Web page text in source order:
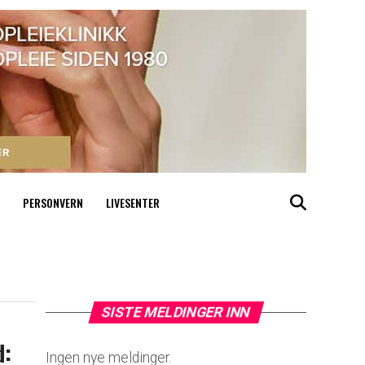
PERSONVERN LIVESENTER
SISTE MELDINGER INN
Ingen nye meldinger.